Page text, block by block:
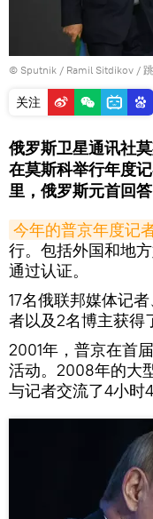
© Sputnik / Ramil Sitdikov /
关注
俄罗斯卫星通讯社
在莫斯科举行年度
里，俄罗斯元首回
今年的普京年度记
行。包括外国和地
通过认证。
17名俄联邦媒体记
者以及2名博主获得
2001年，普京在首
活动。2008年的大
与记者交流了4小时